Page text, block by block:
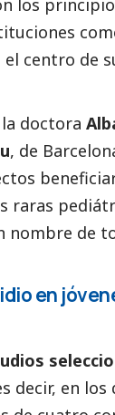
los
centro de
doctora
, de
raras
nombre de
en
decir, en